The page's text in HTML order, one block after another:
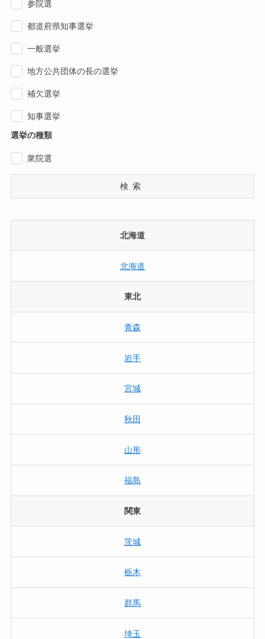
参院選
都道府県知事選挙
一般選挙
地方公共団体の長の選挙
補欠選挙
知事選挙
選挙の種類
衆院選
検索
北海道
北海道
東北
青森
岩手
宮城
秋田
山形
福島
関東
茨城
栃木
群馬
埼玉